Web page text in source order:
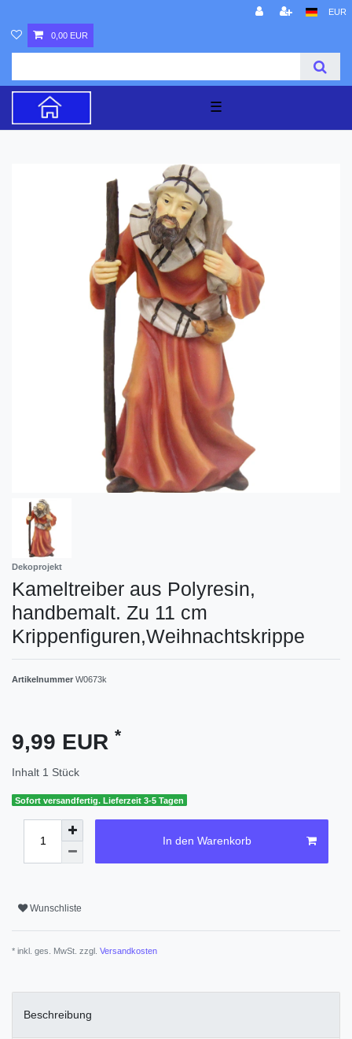
EUR
0,00 EUR
☰
Dekoprojekt
Kameltreiber aus Polyresin,
handbemalt. Zu 11 cm
Krippenfiguren,Weihnachtskrippe
Artikelnummer W0673k
9,99 EUR *
Inhalt 1 Stück
Sofort versandfertig. Lieferzeit 3-5 Tagen
In den Warenkorb
Wunschliste
* inkl. ges. MwSt. zzgl. Versandkosten
Beschreibung